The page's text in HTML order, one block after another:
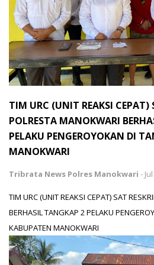
TIM URC (UNIT REAKSI CEPAT)
POLRESTA MANOKWARI
PELAKU PENGEROYOKAN DI
MANOKWARI
Tribrata News Polres Manokwari -
TIM URC (UNIT REAKSI CEPAT) SAT
BERHASIL TANGKAP 2 PELAKU
KABUPATEN MANOKWARI